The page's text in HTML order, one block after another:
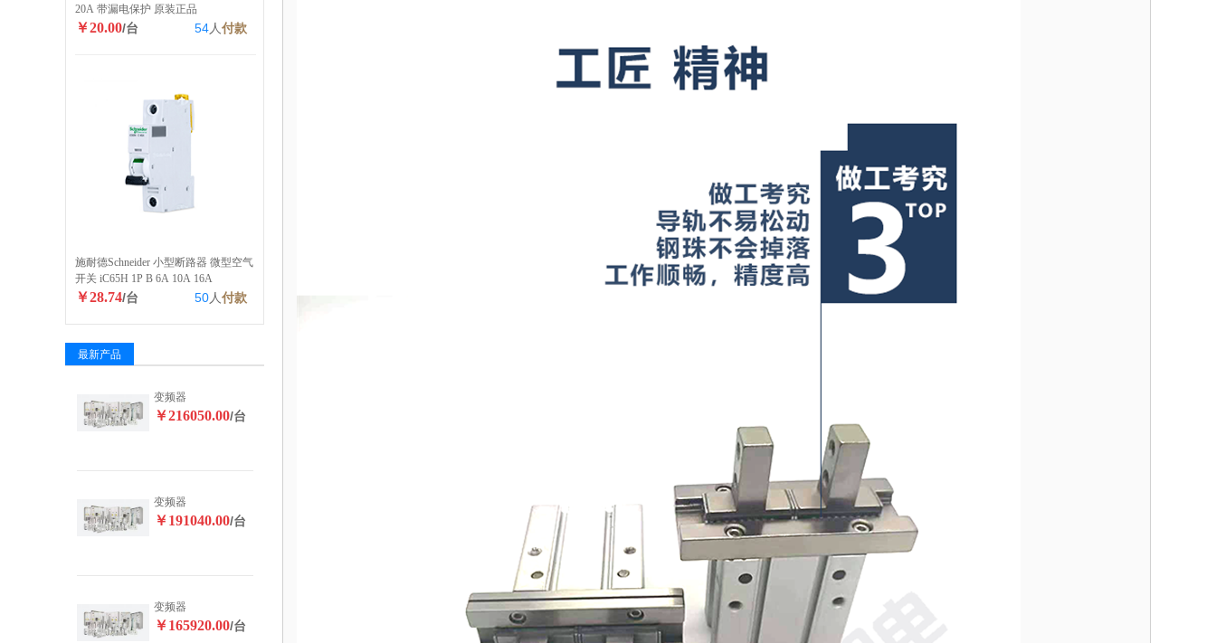
20A 带漏电保护 原装正品
￥20.00/台 54人付款
施耐德Schneider 小型断路器 微型空气
开关 iC65H 1P B 6A 10A 16A
￥28.74/台 50人付款
最新产品
变频器
￥216050.00/台
变频器
￥191040.00/台
变频器
￥165920.00/台